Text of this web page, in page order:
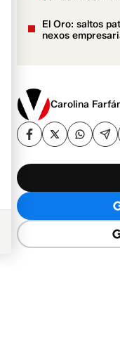
El Oro: saltos
nexos
Carolina